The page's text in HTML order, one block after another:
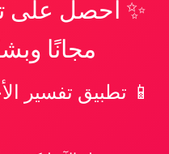
✨ احصل على
مجانًا